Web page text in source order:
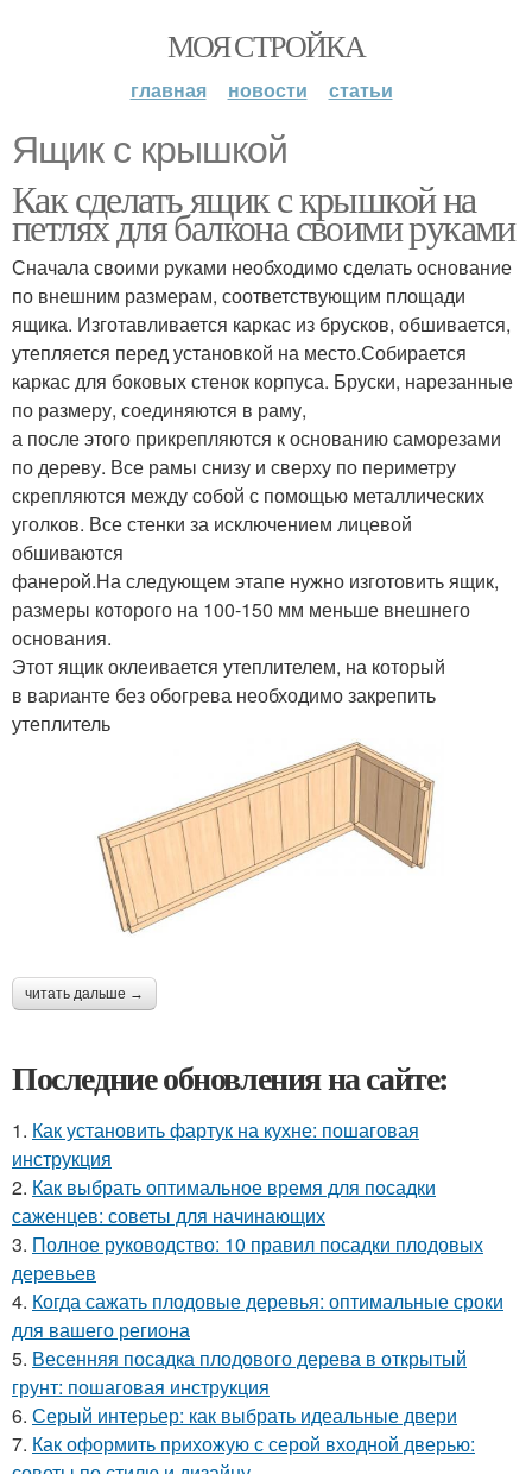
МОЯ СТРОЙКА
главная новости статьи
Ящик с крышкой
Как сделать ящик с крышкой на
петлях для балкона своими руками
Сначала своими руками необходимо сделать основание
по внешним размерам, соответствующим площади
ящика. Изготавливается каркас из брусков, обшивается,
утепляется перед установкой на место.Собирается
каркас для боковых стенок корпуса. Бруски, нарезанные
по размеру, соединяются в раму,
а после этого прикрепляются к основанию саморезами
по дереву. Все рамы снизу и сверху по периметру
скрепляются между собой с помощью металлических
уголков. Все стенки за исключением лицевой
обшиваются
фанерой.На следующем этапе нужно изготовить ящик,
размеры которого на 100-150 мм меньше внешнего
основания.
Этот ящик оклеивается утеплителем, на который
в варианте без обогрева необходимо закрепить
утеплитель
читать дальше →
Последние обновления на сайте:
1. Как установить фартук на кухне: пошаговая
инструкция
2. Как выбрать оптимальное время для посадки
саженцев: советы для начинающих
3. Полное руководство: 10 правил посадки плодовых
деревьев
4. Когда сажать плодовые деревья: оптимальные сроки
для вашего региона
5. Весенняя посадка плодового дерева в открытый
грунт: пошаговая инструкция
6. Серый интерьер: как выбрать идеальные двери
7. Как оформить прихожую с серой входной дверью: